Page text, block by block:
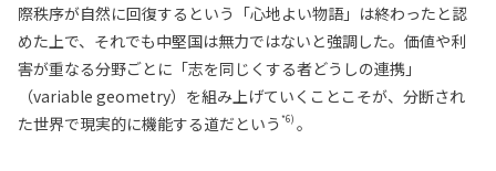
際秩序が自然に回復するという「心地よい物語」は終わったと認
めた上で、それでも中堅国は無力ではないと強調した。価値や利
害が重なる分野ごとに「志を同じくする者どうしの連携」
（variable geometry）を組み上げていくことこそが、分断され
た世界で現実的に機能する道だという *6) 。